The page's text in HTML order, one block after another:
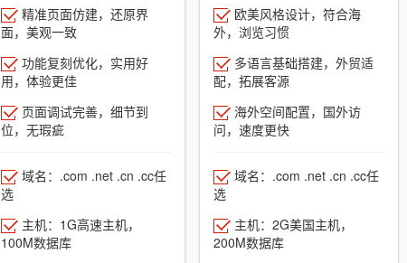
精准页面仿建，还原界
面，美观一致
功能复刻优化，实用好
用，体验更佳
页面调试完善，细节到
位，无瑕疵
域名：.com .net .cn .cc任
选
主机：1G高速主机，
100M数据库
欧美风格设计，符合海
外，浏览习惯
多语言基础搭建，外贸适
配，拓展客源
海外空间配置，国外访
问，速度更快
域名：.com .net .cn .cc任
选
主机：2G美国主机，
200M数据库